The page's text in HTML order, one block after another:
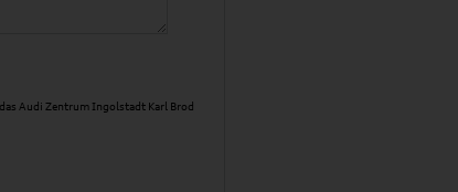
Audi Zentrum Ingolstadt Karl Brod